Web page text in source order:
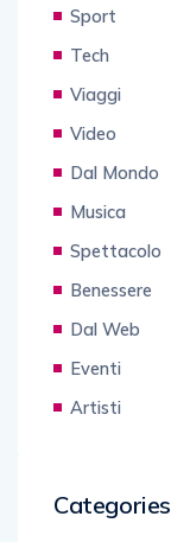
Sport
Tech
Viaggi
Video
Dal Mondo
Musica
Spettacolo
Benessere
Dal Web
Eventi
Artisti
Categories